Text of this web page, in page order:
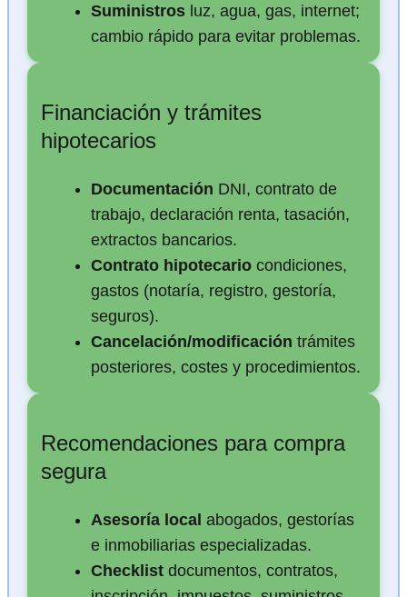
Suministros luz, agua, gas, internet;
cambio rápido para evitar problemas.
Financiación y trámites
hipotecarios
Documentación DNI, contrato de
trabajo, declaración renta, tasación,
extractos bancarios.
Contrato hipotecario condiciones,
gastos (notaría, registro, gestoría,
seguros).
Cancelación/modificación trámites
posteriores, costes y procedimientos.
Recomendaciones para compra
segura
Asesoría local abogados, gestorías
e inmobiliarias especializadas.
Checklist documentos, contratos,